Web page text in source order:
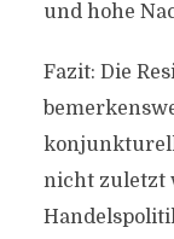
und hohe
Fazit: Die
nicht zuletzt